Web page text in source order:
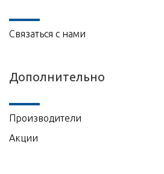
Связаться с нами
Дополнительно
Производители
Акции